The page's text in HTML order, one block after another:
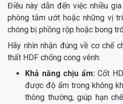
Điều này dẫn đến việc nhiều
phòng tắm ướt hoặc những vị
chóng bị phồng rộp hoặc bong
Hãy nhìn nhận đúng về cơ chế
thất HDF chống cong vênh:
Khả năng chịu ẩm:Cốt
được độ ẩm trong không
thông thường, giúp hạn